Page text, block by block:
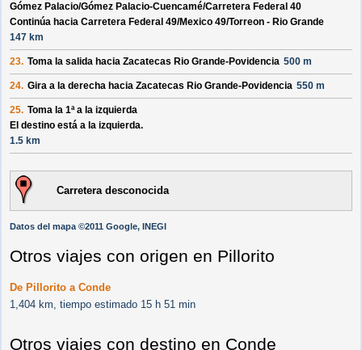
Gómez Palacio/Gómez Palacio-Cuencamé/Carretera Federal 40
Continúa hacia Carretera Federal 49/Mexico 49/Torreon - Rio Grande
147 km
23. Toma la salida hacia Zacatecas Rio Grande-Povidencia 500 m
24. Gira a la derecha hacia Zacatecas Rio Grande-Povidencia 550 m
25. Toma la 1ª a la izquierda
El destino está a la izquierda.
1.5 km
Carretera desconocida
Datos del mapa ©2011 Google, INEGI
Otros viajes con origen en Pillorito
De Pillorito a Conde
1,404 km, tiempo estimado 15 h 51 min
Otros viajes con destino en Conde